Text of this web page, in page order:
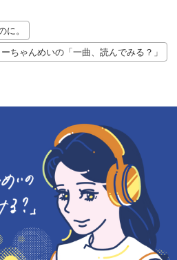
。
ちゃんめいの「一曲、読んでみる？」